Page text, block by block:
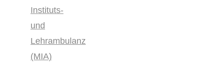
Instituts-
und
Lehrambulanz
(MIA)